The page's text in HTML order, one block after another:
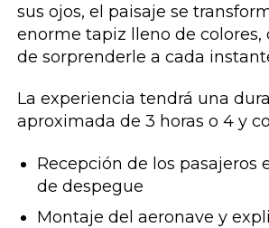
sus ojos, el paisaje se
enorme tapiz lleno de colores,
de sorprenderle a cada
La experiencia tendrá una
aproximada de 3 horas o 4 y
Recepción de los pasajeros
de despegue
Montaje del aeronave y